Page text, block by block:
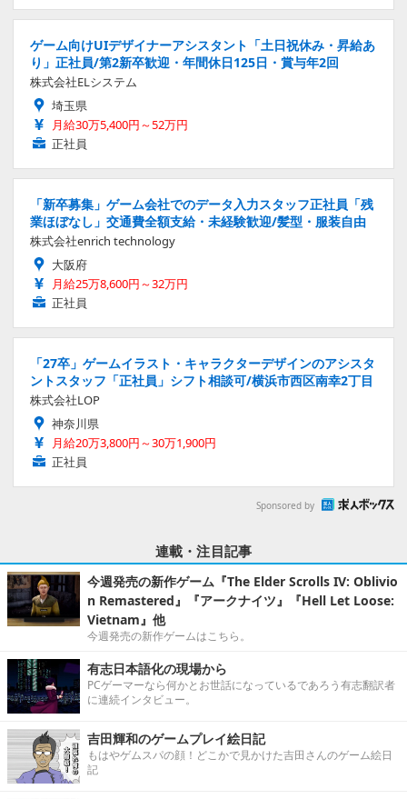
ゲーム向けUIデザイナーアシスタント「土日祝休み・昇給あ
り」正社員/第2新卒歓迎・年間休日125日・賞与年2回
株式会社ELシステム
埼玉県
月給30万5,400円～52万円
正社員
「新卒募集」ゲーム会社でのデータ入力スタッフ正社員「残
業ほぼなし」交通費全額支給・未経験歓迎/髪型・服装自由
株式会社enrich technology
大阪府
月給25万8,600円～32万円
正社員
「27卒」ゲームイラスト・キャラクターデザインのアシスタ
ントスタッフ「正社員」シフト相談可/横浜市西区南幸2丁目
株式会社LOP
神奈川県
月給20万3,800円～30万1,900円
正社員
Sponsored by
連載・注目記事
今週発売の新作ゲーム『The Elder Scrolls IV: Oblivio
n Remastered』『アークナイツ』『Hell Let Loose:
Vietnam』他
今週発売の新作ゲームはこちら。
有志日本語化の現場から
PCゲーマーなら何かとお世話になっているであろう有志翻訳者
に連続インタビュー。
吉田輝和のゲームプレイ絵日記
もはやゲムスパの顔！どこかで見かけた吉田さんのゲーム絵日
記